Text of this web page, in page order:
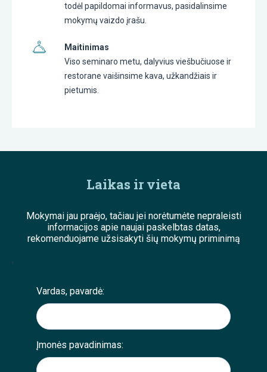
todėl papildomai informavus, pasidalinsime
mokymų vaizdo įrašu.
Maitinimas
Viso seminaro metu, dalyvius viešbučiuose ir
restorane vaišinsime kava, užkandžiais ir
pietumis.
Laikas ir vieta
Mokymai jau praėjo, tačiau jei norėtumėte nepraleisti
informacijos apie naujai paskelbtas datas,
rekomenduojame užsisakyti šių mokymų priminimą
;
Vardas, pavardė:
Įmonės pavadinimas: